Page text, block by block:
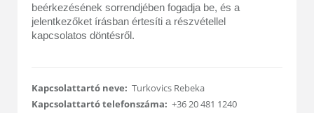
beérkezésének sorrendjében fogadja be, és a
jelentkezőket írásban értesíti a részvétellel
kapcsolatos döntésről.
Kapcsolattartó neve: Turkovics Rebeka
Kapcsolattartó telefonszáma: +36 20 481 1240